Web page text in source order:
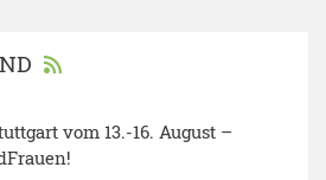
vom 13.-16. August –